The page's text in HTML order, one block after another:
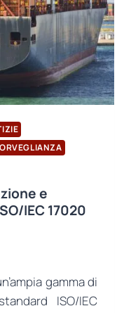
e
IEC 17020
gamma di
ISO/IEC